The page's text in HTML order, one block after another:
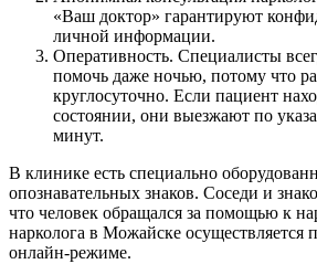
«Ваш доктор» гарантируют
личной информации.
Оперативность. Специалисты
помочь даже ночью, потому что
круглосуточно. Если пациент
состоянии, они выезжают по
минут.
В клинике есть специально
опознавательных знаков. Соседи и
что человек обращался за помощью к
нарколога в Можайске осуществляется
онлайн-режиме.